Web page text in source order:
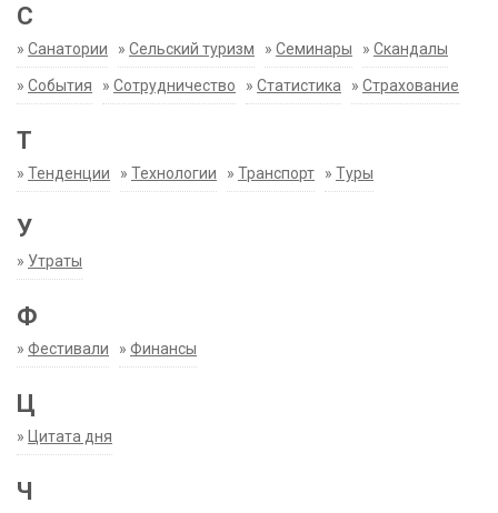
С
» Санатории » Сельский туризм » Семинары » Скандалы
» События » Сотрудничество » Статистика » Страхование
Т
» Тенденции » Технологии » Транспорт » Туры
У
» Утраты
Ф
» Фестивали » Финансы
Ц
» Цитата дня
Ч